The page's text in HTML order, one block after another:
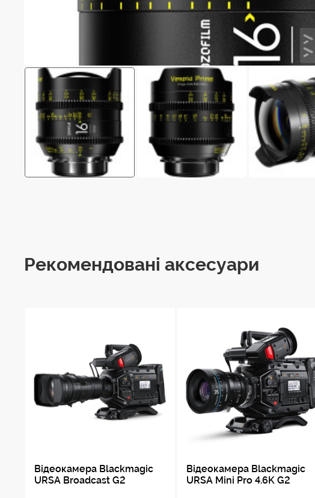
Рекомендовані аксесуари
Відеокамера Blackmagic
URSA Broadcast G2
Відеокамера Blackmagic
URSA Mini Pro 4.6K G2